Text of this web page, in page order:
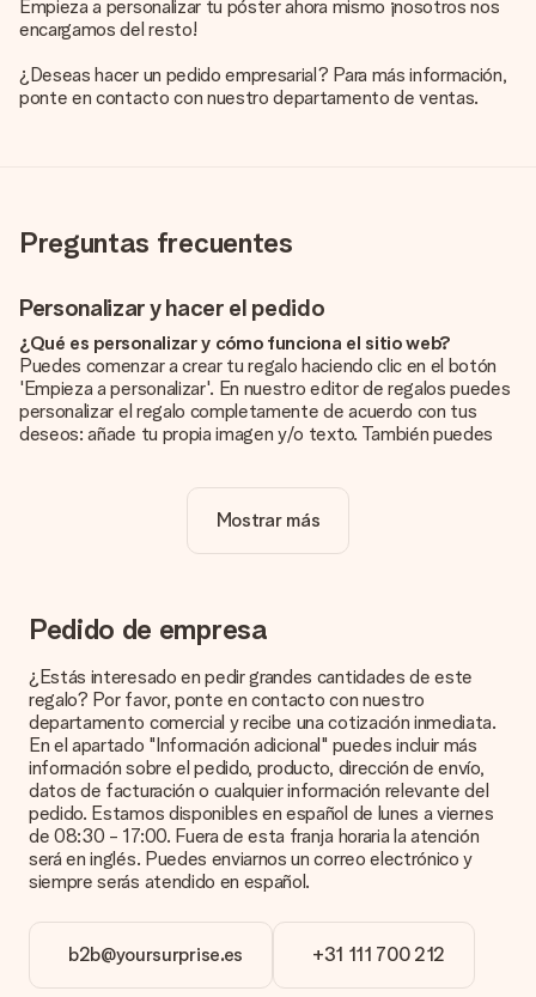
Empieza a personalizar tu póster ahora mismo ¡nosotros nos
encargamos del resto!
¿Deseas hacer un pedido empresarial? Para más información,
ponte en contacto con nuestro departamento de ventas.
Preguntas frecuentes
Personalizar y hacer el pedido
¿Qué es personalizar y cómo funciona el sitio web?
Puedes comenzar a crear tu regalo haciendo clic en el botón
'Empieza a personalizar'. En nuestro editor de regalos puedes
personalizar el regalo completamente de acuerdo con tus
deseos: añade tu propia imagen y/o texto. También puedes
¿La personalización está incluida en el precio?
El precio que se muestra en el sitio web incluye la
¿Cómo puedo saber si mi imagen tiene la calidad
adecuada?
satisfecho con tu regalo. Por eso es importante utilizar fotos
de alta calidad. Si no estás seguro de la calidad de la imagen,
ponte en contacto con nuestro equipo de atención al cliente e
incluye la foto junto con el regalo que te interesa encargar.
Ellos podrán comprobar la calidad por ti.
¿Qué formatos puedo cargar?
Puedes carga archivos JPG y PNG en nuestro editor. ¿Es
esto demasiado técnico o tienes una imagen de un formato
diferente que te gustaría usar? Ponte en contacto con
encantados de ayudarte para que puedas crear el regalo que
deseas!
Mostrar más
Pedido de empresa
¿Estás interesado en pedir grandes cantidades de este
regalo? Por favor, ponte en contacto con nuestro
departamento comercial y recibe una cotización inmediata.
En el apartado "Información adicional" puedes incluir más
información sobre el pedido, producto, dirección de envío,
datos de facturación o cualquier información relevante del
pedido. Estamos disponibles en español de lunes a viernes
de 08:30 - 17:00. Fuera de esta franja horaria la atención
será en inglés. Puedes enviarnos un correo electrónico y
siempre serás atendido en español.
b2b@yoursurprise.es +31 111 700 212